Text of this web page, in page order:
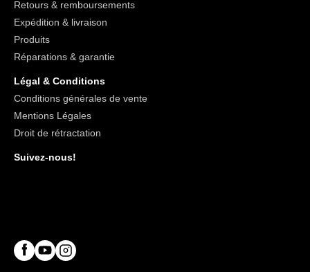
Retours & remboursements
Expédition & livraison
Produits
Réparations & garantie
Légal & Conditions
Conditions générales de vente
Mentions Légales
Droit de rétractation
Suivez-nous!